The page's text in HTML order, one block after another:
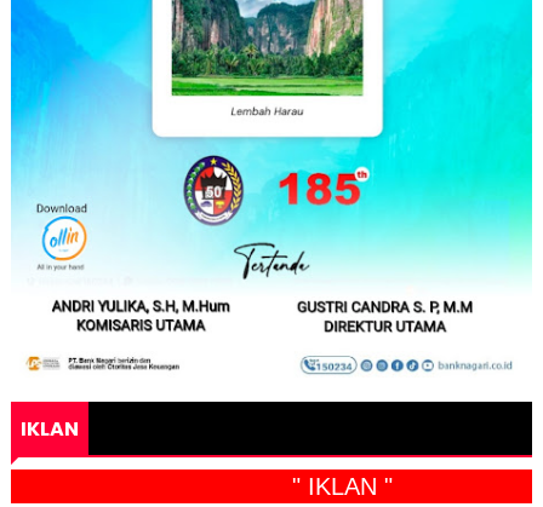
IKLAN
" IKLAN "